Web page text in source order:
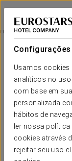
Usamos cookies
analíticos no
com base em
personalizada
hábitos de
ler nossa
cookies através
rejeitar seu uso
Crisol Chiclana
CÁDIS - CHICLANA DE LA
Experiência